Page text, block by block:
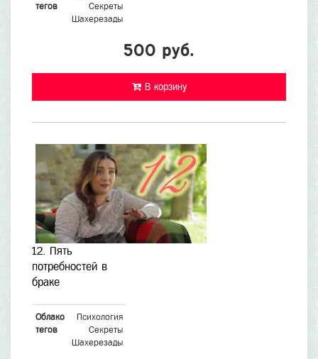
тегов
Секреты
Шахерезады
500 руб.
В корзину
12. Пять
потребностей в
браке
Облако
тегов
Психология
Секреты
Шахерезады